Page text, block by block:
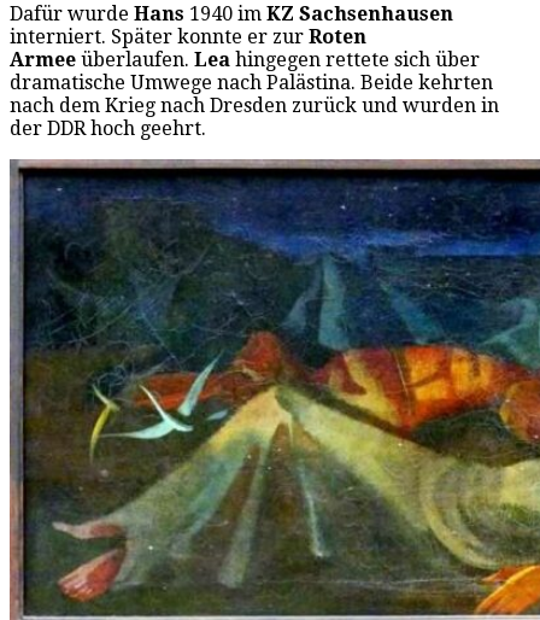
Dafür wurde Hans 1940 im KZ Sachsenhausen
interniert. Später konnte er zur Roten
Armee überlaufen. Lea hingegen rettete sich über
dramatische Umwege nach Palästina. Beide kehrten
nach dem Krieg nach Dresden zurück und wurden in
der DDR hoch geehrt.